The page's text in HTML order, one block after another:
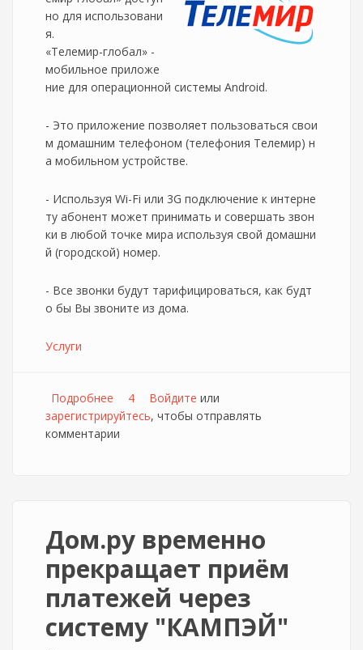
но для использовани
я.
«Телемир-глобал» -
мобильное приложе
ние для операционной системы Android.
- Это приложение позволяет пользоваться свои
м домашним телефоном (телефония Телемир) н
а мобильном устройстве.
- Используя Wi-Fi или 3G подключение к интерне
ту абонент может принимать и совершать звон
ки в любой точке мира используя свой домашни
й (городской) номер.
- Все звонки будут тарифицироваться, как будт
о бы Вы звоните из дома.
Услуги
Подробнее о Телемир запустил мобильное приложение
"Телемир глобал"
4 Войдите или
зарегистрируйтесь, чтобы отправлять
комментарии
Дом.ру временно
прекращает приём
платежей через
систему "КАМПЭЙ"